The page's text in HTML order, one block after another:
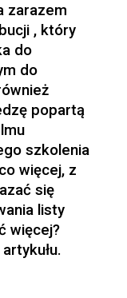
zarazem
, który
do
do
popartą
szkolenia
więcej, z
się
listy
więcej?